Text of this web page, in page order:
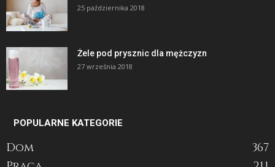
25 października 2018
Żele pod prysznic dla mężczyzn
27 września 2018
POPULARNE KATEGORIE
Dom
367